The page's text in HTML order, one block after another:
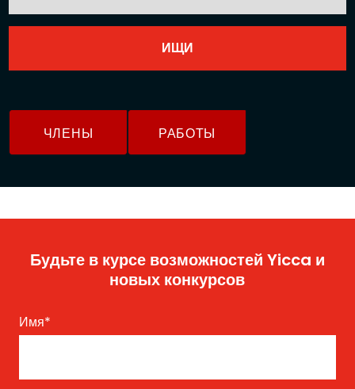
ЧЛЕНЫ РАБОТЫ
Будьте в курсе возможностей Yicca и
новых конкурсов
Имя*